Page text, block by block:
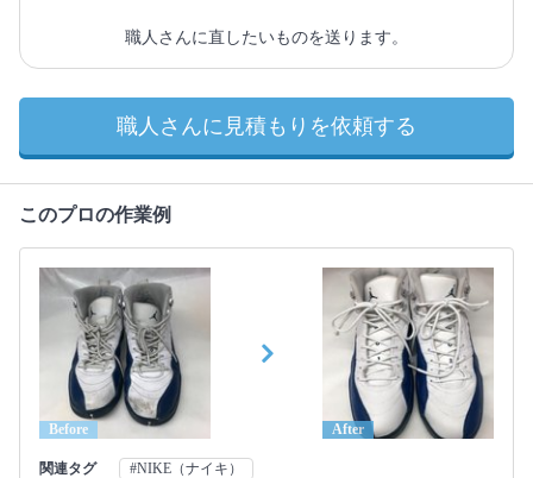
職人さんに直したいものを送ります。
職人さんに見積もりを依頼する
このプロの作業例
Before After
関連タグ #NIKE（ナイキ）